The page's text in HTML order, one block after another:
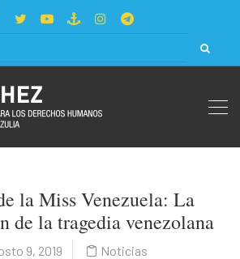
la Miss Venezuela: La
de la tragedia venezolana
9, 2019 Noticias